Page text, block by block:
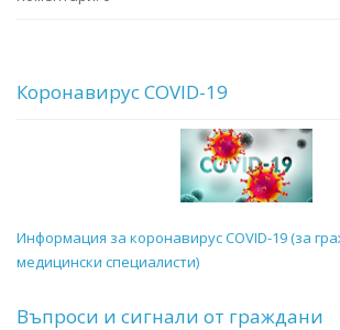
Коронавирус COVID-19
Информация за коронавирус COVID-19 (за
медицински специалисти)
Въпроси и сигнали от граждани